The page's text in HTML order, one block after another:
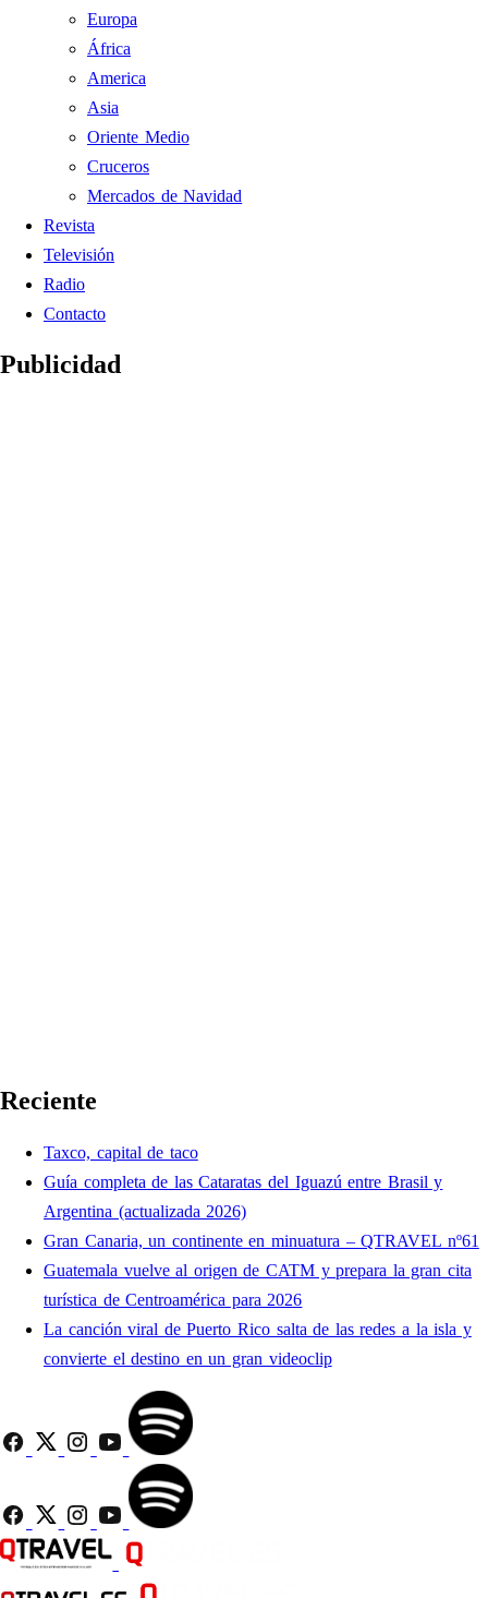
Europa
África
America
Asia
Oriente Medio
Cruceros
Mercados de Navidad
Revista
Televisión
Radio
Contacto
Publicidad
Reciente
Taxco, capital de taco
Guía completa de las Cataratas del Iguazú entre Brasil y
Argentina (actualizada 2026)
Gran Canaria, un continente en minuatura – QTRAVEL nº61
Guatemala vuelve al origen de CATM y prepara la gran cita
turística de Centroamérica para 2026
La canción viral de Puerto Rico salta de las redes a la isla y
convierte el destino en un gran videoclip